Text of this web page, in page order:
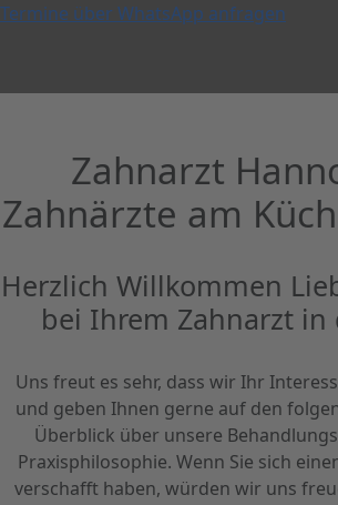
Termine über WhatsApp anfragen
Zahnarzt
Zahnärzte am
Herzlich Willkommen
bei Ihrem Zahnarzt in
Uns freut es sehr, dass wir Ihr
und geben Ihnen gerne auf den
Überblick über unsere
Praxisphilosophie. Wenn Sie sich
verschafft haben, würden wir uns